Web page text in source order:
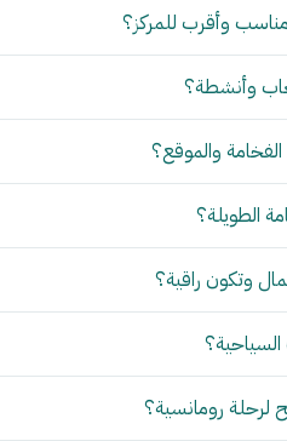
وأقرب للمركز؟
وأنشطة؟
والموقع؟
الطويلة؟
وتكون راقية؟
لرحلة رومانسية؟